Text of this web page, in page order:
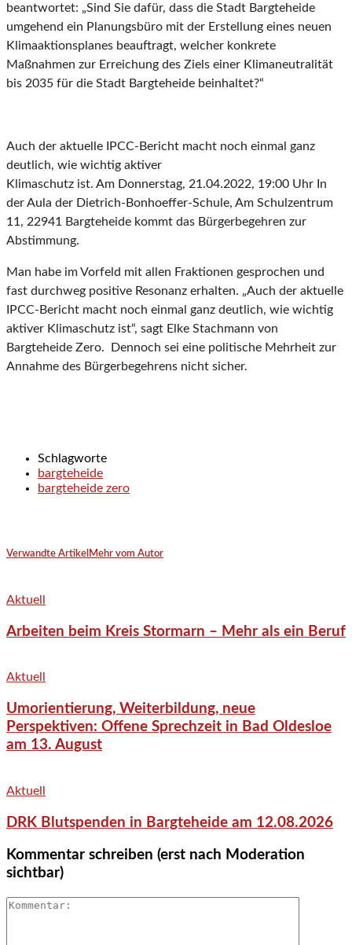
beantwortet: „Sind Sie dafür, dass die Stadt Bargteheide
umgehend ein Planungsbüro mit der Erstellung eines neuen
Klimaaktionsplanes beauftragt, welcher konkrete
Maßnahmen zur Erreichung des Ziels einer Klimaneutralität
bis 2035 für die Stadt Bargteheide beinhaltet?“
Auch der aktuelle IPCC-Bericht macht noch einmal ganz
deutlich, wie wichtig aktiver
Klimaschutz ist. Am Donnerstag, 21.04.2022, 19:00 Uhr In
der Aula der Dietrich-Bonhoeffer-Schule, Am Schulzentrum
11, 22941 Bargteheide kommt das Bürgerbegehren zur
Abstimmung.
Man habe im Vorfeld mit allen Fraktionen gesprochen und
fast durchweg positive Resonanz erhalten. „Auch der aktuelle
IPCC-Bericht macht noch einmal ganz deutlich, wie wichtig
aktiver Klimaschutz ist“, sagt Elke Stachmann von
Bargteheide Zero. Dennoch sei eine politische Mehrheit zur
Annahme des Bürgerbegehrens nicht sicher.
Schlagworte
bargteheide
bargteheide zero
Verwandte Artikel Mehr vom Autor
Aktuell
Arbeiten beim Kreis Stormarn – Mehr als ein Beruf
Aktuell
Umorientierung, Weiterbildung, neue
Perspektiven: Offene Sprechzeit in Bad Oldesloe
am 13. August
Aktuell
DRK Blutspenden in Bargteheide am 12.08.2026
Kommentar schreiben (erst nach Moderation
sichtbar)